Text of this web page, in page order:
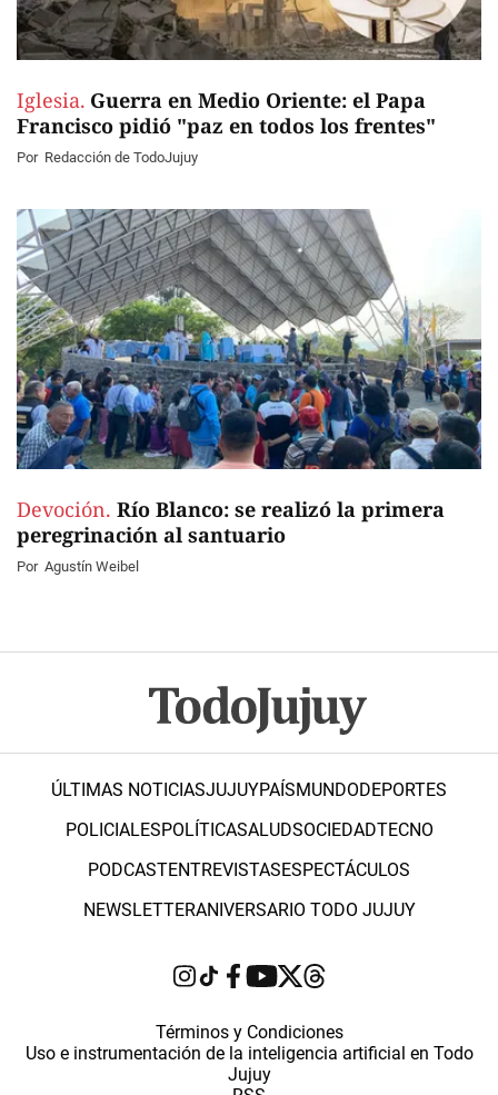
Iglesia. Guerra en Medio Oriente: el Papa
Francisco pidió "paz en todos los frentes"
Por Redacción de TodoJujuy
Devoción. Río Blanco: se realizó la primera
peregrinación al santuario
Por Agustín Weibel
ÚLTIMAS NOTICIASJUJUYPAÍSMUNDODEPORTES
POLICIALESPOLÍTICASALUDSOCIEDADTECNO
PODCASTENTREVISTASESPECTÁCULOS
NEWSLETTERANIVERSARIO TODO JUJUY
Términos y Condiciones
Uso e instrumentación de la inteligencia artificial en Todo
Jujuy